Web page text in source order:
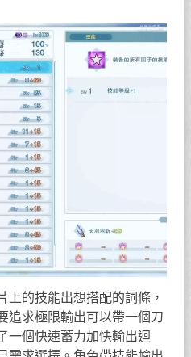
上的技能出想搭配的詞條，
追求極限輸出可以帶一個刀
一個快速蓄力加快輸出迴